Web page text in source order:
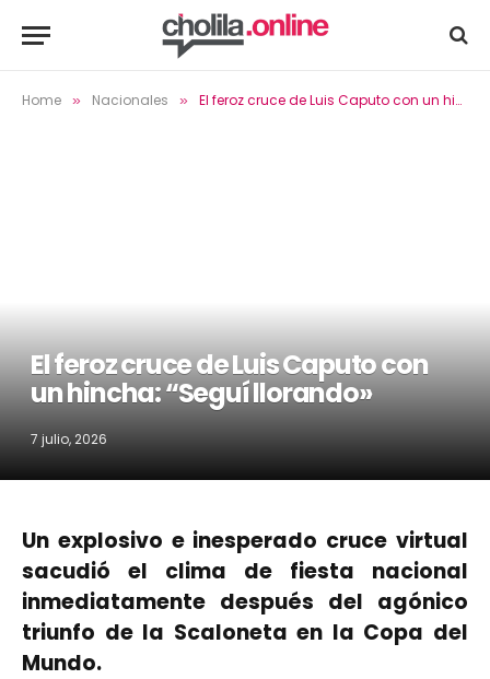
Home » Nacionales » El feroz cruce de Luis Caputo con un hincha: “Seguí llorando»
El feroz cruce de Luis Caputo con
un hincha: “Seguí llorando»
7 julio, 2026
Un explosivo e inesperado cruce virtual
sacudió el clima de fiesta nacional
inmediatamente después del agónico
triunfo de la Scaloneta en la Copa del
Mundo.